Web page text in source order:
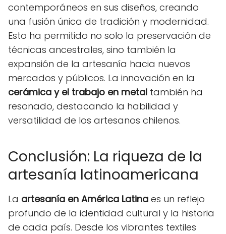
contemporáneos en sus diseños, creando
una fusión única de tradición y modernidad.
Esto ha permitido no solo la preservación de
técnicas ancestrales, sino también la
expansión de la artesanía hacia nuevos
mercados y públicos. La innovación en la
cerámica y el trabajo en metal también ha
resonado, destacando la habilidad y
versatilidad de los artesanos chilenos.
Conclusión: La riqueza de la
artesanía latinoamericana
La artesanía en América Latina es un reflejo
profundo de la identidad cultural y la historia
de cada país. Desde los vibrantes textiles